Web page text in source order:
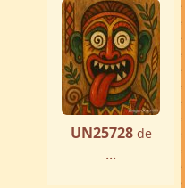
UN25728 de
...